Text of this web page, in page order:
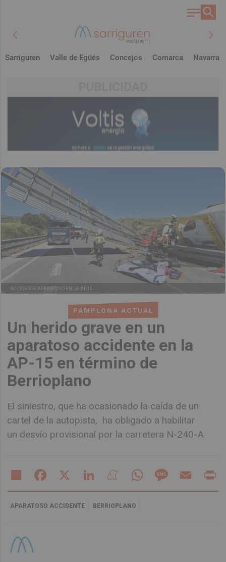
chevron_left chevron_right
Sarriguren Valle de Egüés Concejos Comarca Navarra
PAMPLONA ACTUAL
Un herido grave en un
aparatoso accidente en la
AP-15 en término de
Berrioplano
El siniestro, que ha ocasionado la caída de un
cartel de la autopista, ha obligado a habilitar
un desvío provisional por la carretera N-240-A
ACCIDENTE APARATOSO EN LA AP.15
Share Facebook LinkedIn MeneameWhatsAppMessageEmail
APARATOSO ACCIDENTE BERRIOPLANO